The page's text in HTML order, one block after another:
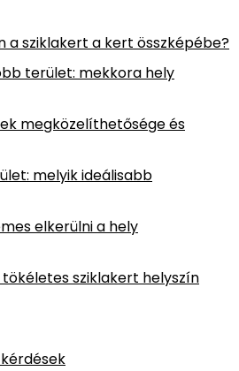
a sziklakert a kert összképébe?
terület: mekkora hely
megközelíthetősége és
melyik ideálisabb
elkerülni a hely
sziklakert helyszín